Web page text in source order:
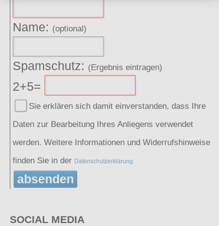
Name: (optional)
Spamschutz: (Ergebnis eintragen)
2+5=
Sie erklären sich damit einverstanden, dass Ihre
Daten zur Bearbeitung Ihres Anliegens verwendet
werden. Weitere Informationen und Widerrufshinweise
finden Sie in der Datenschutzerklärung
absenden
SOCIAL MEDIA